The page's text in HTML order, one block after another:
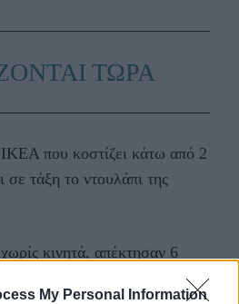
My Personal Information
ΤΩΡΑ
που κοστίζει κάτω από 2
σε τάξη το ντουλάπι της
κινητά, απέκτησαν 6
οι νέοι δεν θα μάθουν ποτέ